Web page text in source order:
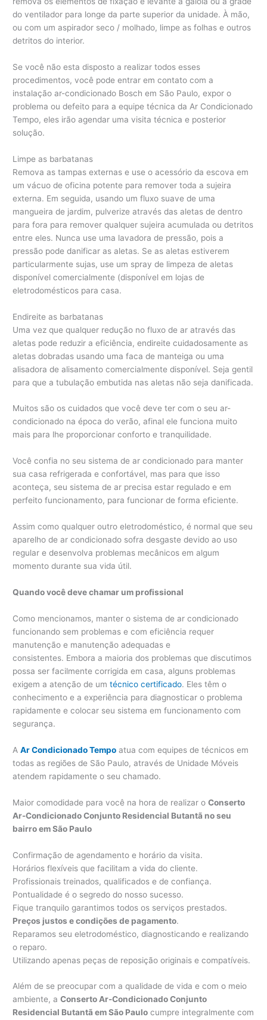
do ventilador para longe da parte superior da unidade. À mão,
ou com um aspirador seco / molhado, limpe as folhas e outros
detritos do interior.
Se você não esta disposto a realizar todos esses
procedimentos, você pode entrar em contato com a
instalação ar-condicionado Bosch em São Paulo, expor o
problema ou defeito para a equipe técnica da Ar Condicionado
Tempo, eles irão agendar uma visita técnica e posterior
solução.
Limpe as barbatanas
Remova as tampas externas e use o acessório da escova em
um vácuo de oficina potente para remover toda a sujeira
externa. Em seguida, usando um fluxo suave de uma
mangueira de jardim, pulverize através das aletas de dentro
para fora para remover qualquer sujeira acumulada ou detritos
entre eles. Nunca use uma lavadora de pressão, pois a
pressão pode danificar as aletas. Se as aletas estiverem
particularmente sujas, use um spray de limpeza de aletas
disponível comercialmente (disponível em lojas de
eletrodomésticos para casa.
Endireite as barbatanas
Uma vez que qualquer redução no fluxo de ar através das
aletas pode reduzir a eficiência, endireite cuidadosamente as
aletas dobradas usando uma faca de manteiga ou uma
alisadora de alisamento comercialmente disponível. Seja gentil
para que a tubulação embutida nas aletas não seja danificada.
Muitos são os cuidados que você deve ter com o seu ar-
condicionado na época do verão, afinal ele funciona muito
mais para lhe proporcionar conforto e tranquilidade.
Você confia no seu sistema de ar condicionado para manter
sua casa refrigerada e confortável, mas para que isso
aconteça, seu sistema de ar precisa estar regulado e em
perfeito funcionamento, para funcionar de forma eficiente.
Assim como qualquer outro eletrodoméstico, é normal que seu
aparelho de ar condicionado sofra desgaste devido ao uso
regular e desenvolva problemas mecânicos em algum
momento durante sua vida útil.
Quando você deve chamar um profissional
Como mencionamos, manter o sistema de ar condicionado
funcionando sem problemas e com eficiência requer
manutenção e manutenção adequadas e
consistentes. Embora a maioria dos problemas que discutimos
possa ser facilmente corrigida em casa, alguns problemas
exigem a atenção de umtécnico certificado. Eles têm o
conhecimento e a experiência para diagnosticar o problema
rapidamente e colocar seu sistema em funcionamento com
segurança.
AAr Condicionado Tempo atua com equipes de técnicos em
todas as regiões de São Paulo, através de Unidade Móveis
atendem rapidamente o seu chamado.
Maior comodidade para você na hora de realizar oConserto
Ar-Condicionado Conjunto Residencial Butantã no seu
bairro em São Paulo
Confirmação de agendamento e horário da visita.
Horários flexíveis que facilitam a vida do cliente.
Profissionais treinados, qualificados e de confiança.
Pontualidade é o segredo do nosso sucesso.
Fique tranquilo garantimos todos os serviços prestados.
Preços justos e condições de pagamento.
Reparamos seu eletrodoméstico, diagnosticando e realizando
o reparo.
Utilizando apenas peças de reposição originais e compatíveis.
Além de se preocupar com a qualidade de vida e com o meio
ambiente, aConserto Ar-Condicionado Conjunto
Residencial Butantã em São Paulo cumpre integralmente com